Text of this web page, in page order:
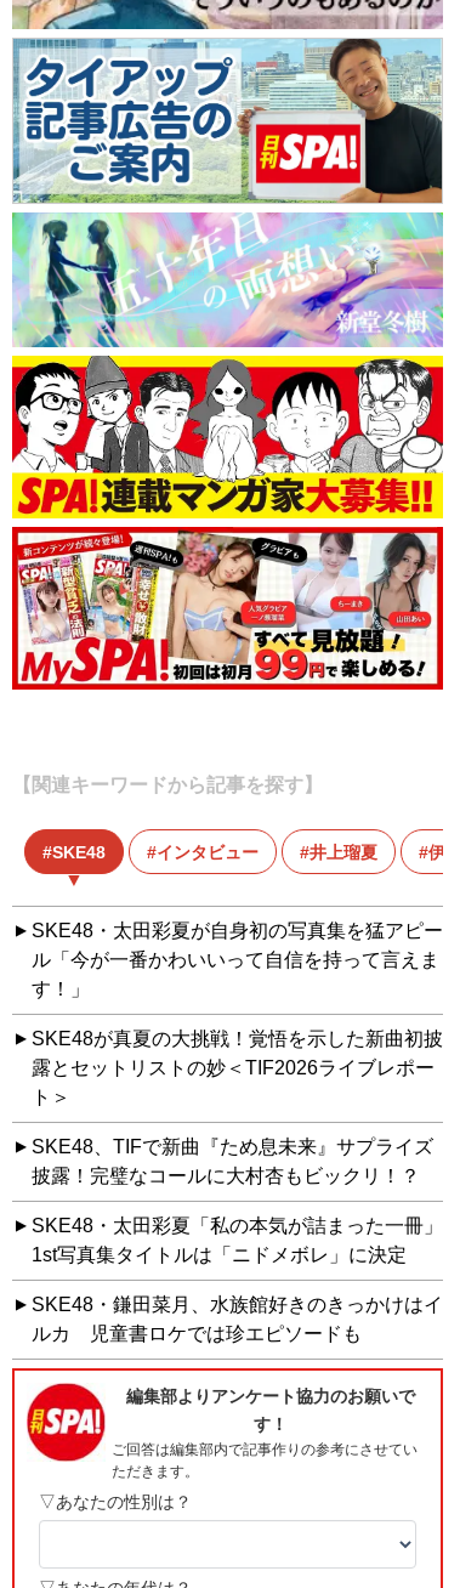
【関連キーワードから記事を探す】
SKE48 インタビュー 井上瑠夏 伊
SKE48・太田彩夏が自身初の写真集を猛アピー
ル「今が一番かわいいって自信を持って言えま
す！」
SKE48が真夏の大挑戦！覚悟を示した新曲初披
露とセットリストの妙＜TIF2026ライブレポー
ト＞
SKE48、TIFで新曲『ため息未来』サプライズ
披露！完璧なコールに大村杏もビックリ！？
SKE48・太田彩夏「私の本気が詰まった一冊」
1st写真集タイトルは「ニドメボレ」に決定
SKE48・鎌田菜月、水族館好きのきっかけはイ
ルカ 児童書ロケでは珍エピソードも